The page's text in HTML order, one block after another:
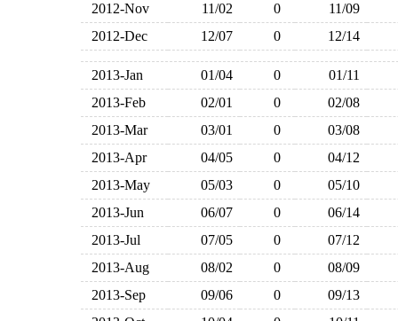
2012-Nov
11/02 0
11/09
2012-Dec
12/07 0 12/14
2013-Jan 01/04 0
01/11
2013-Feb
02/01 0
02/08
2013-Mar
03/01 0
03/08
2013-Apr
04/05 0
04/12
2013-May
05/03 0
05/10
2013-Jun
06/07 0
06/14
2013-Jul
07/05 0
07/12
2013-Aug
08/02 0
08/09
2013-Sep
09/06 0
09/13